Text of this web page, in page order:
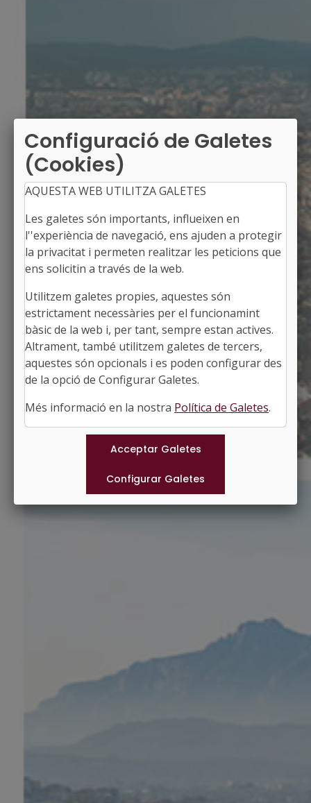
VESPELLA DE GAIÀ
Alcalde: Daniel Cid Ricote
El Tarragonès, Tarragona
Població: 502
Superfície: 18,25 km2
http://www.vespella.altanet.org
Municipis
Configuració de Galetes
(Cookies)
AQUESTA WEB UTILITZA GALETES
Les galetes són importants, influeixen en
l''experiència de navegació, ens ajuden a protegir
la privacitat i permeten realitzar les peticions que
ens solicitin a través de la web.
Utilitzem galetes propies, aquestes són
estrictament necessàries per el funcionamint
bàsic de la web i, per tant, sempre estan actives.
Altrament, també utilitzem galetes de tercers,
aquestes són opcionals i es poden configurar des
de la opció de Configurar Galetes.
Més informació en la nostra Política de Galetes.